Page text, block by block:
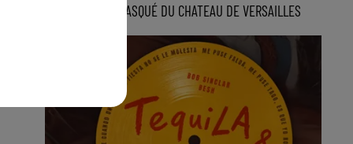
LE GRAND BAL MASQUÉ DU CHATEAU DE VERSAILLES